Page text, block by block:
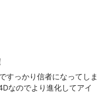
すっかり信者になってしま
なのでより進化してアイ